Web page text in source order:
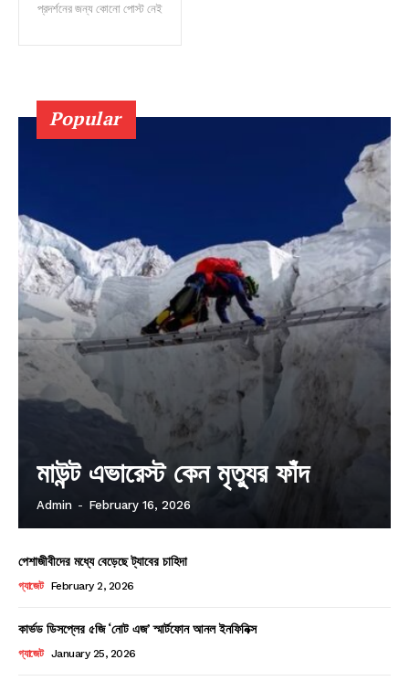
প্রদর্শনের জন্য কোনো পোস্ট নেই
Popular
মাউন্ট এভারেস্ট কেন মৃত্যুর ফাঁদ
Admin - February 16, 2026
পেশাজীবীদের মধ্যে বেড়েছে ট্যাবের চাহিদা
গ্যাজেট February 2, 2026
কার্ভড ডিসপ্লের ৫জি ‘নোট এজ’ স্মার্টফোন আনল ইনফিনিক্স
গ্যাজেট January 25, 2026